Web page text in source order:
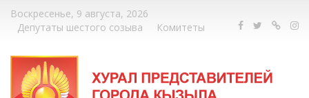
Воскресенье, 9 августа, 2026
Депутаты шестого созыва
Комитеты